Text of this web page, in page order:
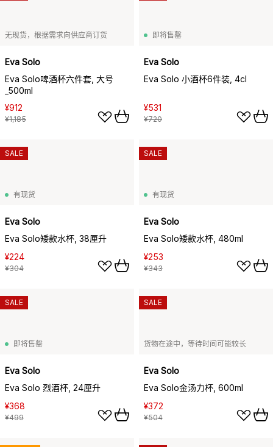
无现货，根据需求向供应商订货
Eva Solo
Eva Solo啤酒杯六件套, 大号
_500ml
¥912
¥1,185
即将售罄
Eva Solo
Eva Solo 小酒杯6件装, 4cl
¥531
¥720
有现货
Eva Solo
Eva Solo矮款水杯, 38厘升
¥224
¥304
SALE
有现货
Eva Solo
Eva Solo矮款水杯, 480ml
¥253
¥343
SALE
即将售罄
Eva Solo
Eva Solo 烈酒杯, 24厘升
¥368
¥499
SALE
货物在途中，等待时间可能较长
Eva Solo
Eva Solo金汤力杯, 600ml
¥372
¥504
SALE